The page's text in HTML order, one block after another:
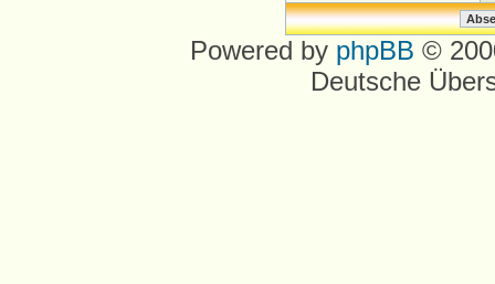
Powered by phpBB ©
Deutsche